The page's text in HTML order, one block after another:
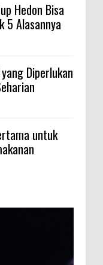
Hedon Bisa
5 Alasannya
Diperlukan
untuk